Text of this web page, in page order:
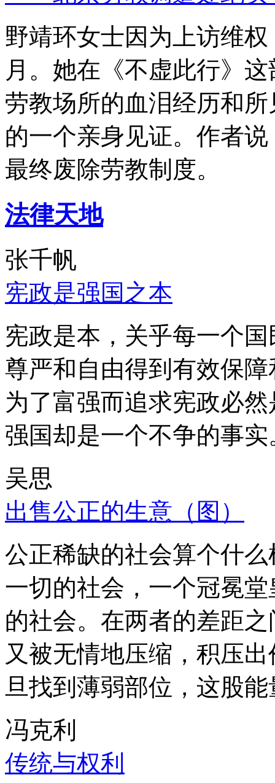
野靖环女士因为上访维
月。她在《不虚此行》
劳教场所的血泪经历和
的一个亲身见证。作者
最终废除劳教制度。
法律天地
张千帆
宪政是强国之本
宪政是本，关乎每一个
尊严和自由得到有效保
为了富强而追求宪政必
强国却是一个不争的事实
吴思
出售公正的生意（图）
公正稀缺的社会算个什
一切的社会，一个冠冕
的社会。在两者的差距
又被无情地压缩，积压
旦找到薄弱部位，这股
冯克利
传统与权利